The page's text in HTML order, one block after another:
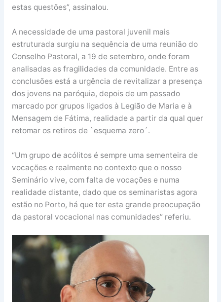
estas questões”, assinalou.
A necessidade de uma pastoral juvenil mais
estruturada surgiu na sequência de uma reunião do
Conselho Pastoral, a 19 de setembro, onde foram
analisadas as fragilidades da comunidade. Entre as
conclusões está a urgência de revitalizar a presença
dos jovens na paróquia, depois de um passado
marcado por grupos ligados à Legião de Maria e à
Mensagem de Fátima, realidade a partir da qual quer
retomar os retiros de `esquema zero´.
“Um grupo de acólitos é sempre uma sementeira de
vocações e realmente no contexto que o nosso
Seminário vive, com falta de vocações e numa
realidade distante, dado que os seminaristas agora
estão no Porto, há que ter esta grande preocupação
da pastoral vocacional nas comunidades” referiu.